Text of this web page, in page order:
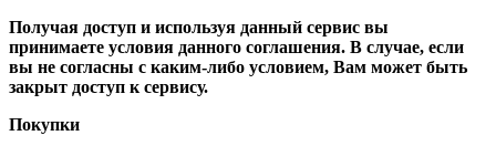
Получая доступ и используя данный сервис вы
принимаете условия данного соглашения. В случае, если
вы не согласны с каким-либо условием, Вам может быть
закрыт доступ к сервису.
Покупки